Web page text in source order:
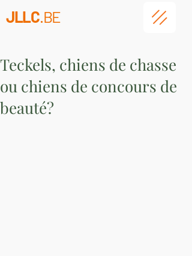
JLLC.BE
Teckels, chiens de chasse
ou chiens de concours de
beauté?